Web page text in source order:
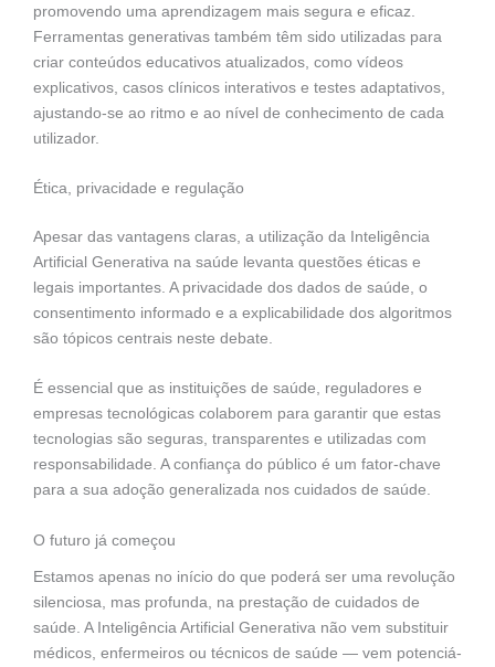
promovendo uma aprendizagem mais segura e eficaz.
Ferramentas generativas também têm sido utilizadas para
criar conteúdos educativos atualizados, como vídeos
explicativos, casos clínicos interativos e testes adaptativos,
ajustando-se ao ritmo e ao nível de conhecimento de cada
utilizador.
Ética, privacidade e regulação
Apesar das vantagens claras, a utilização da Inteligência
Artificial Generativa na saúde levanta questões éticas e
legais importantes. A privacidade dos dados de saúde, o
consentimento informado e a explicabilidade dos algoritmos
são tópicos centrais neste debate.
É essencial que as instituições de saúde, reguladores e
empresas tecnológicas colaborem para garantir que estas
tecnologias são seguras, transparentes e utilizadas com
responsabilidade. A confiança do público é um fator-chave
para a sua adoção generalizada nos cuidados de saúde.
O futuro já começou
Estamos apenas no início do que poderá ser uma revolução
silenciosa, mas profunda, na prestação de cuidados de
saúde. A Inteligência Artificial Generativa não vem substituir
médicos, enfermeiros ou técnicos de saúde — vem potenciá-